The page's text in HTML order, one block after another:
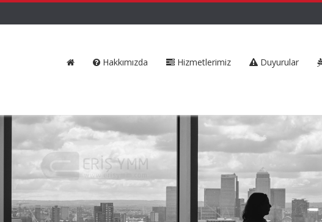
Hakkımızda Hizmetlerimiz Duyurular